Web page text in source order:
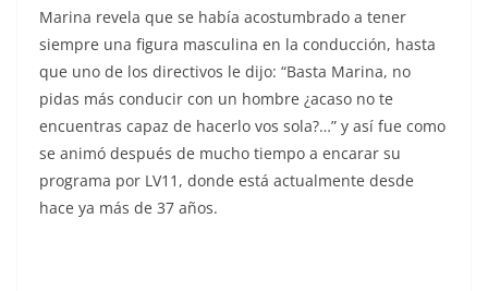
Marina revela que se había acostumbrado a tener
siempre una figura masculina en la conducción, hasta
que uno de los directivos le dijo: “Basta Marina, no
pidas más conducir con un hombre ¿acaso no te
encuentras capaz de hacerlo vos sola?…” y así fue como
se animó después de mucho tiempo a encarar su
programa por LV11, donde está actualmente desde
hace ya más de 37 años.